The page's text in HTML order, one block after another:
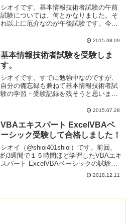
シオイです。基本情報技術者試験の午前
試験については、何とかなりました。そ
れ以上に厄介なのが午後試験です。今回
ます。基本情報技術者試験の午後試験に
は、午前試験と同じく全てマ...
2015.08.09
基本情報技術者試験を受験しま
す。
シオイです。すでに勉強中なのですが、
自分の備忘録も兼ねて基本情報技術者試
験の学習・受験記録を残そうと思いま
出てきません。ただ自分のやり方は本当
考にして頂けたら幸いです。...
2015.07.28
VBAエキスパート ExcelVBAベ
ーシック受験して合格しました！
シオイ（@shioi401shioi）です。前回、
約3週間で１５時間ほど学習したVBAエキ
スパート ExcelVBAベーシックの試験を
受けてきました。普通の資格試験だと年
１回の決まった時期を逃すともう１年受
2018.12.11